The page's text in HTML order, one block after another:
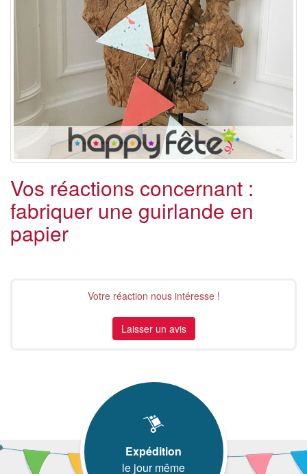
Vos réactions concernant :
fabriquer une guirlande en
papier
Votre réaction nous intéresse !
Laisser un avis
Expédition
le jour même